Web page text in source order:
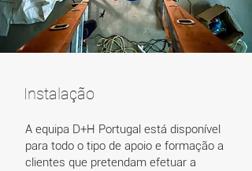
Instalação
A equipa D+H Portugal está disponível
para todo o tipo de apoio e formação a
clientes que pretendam efetuar a